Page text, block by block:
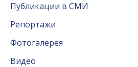
Публикации в СМИ
Репортажи
Фотогалерея
Видео